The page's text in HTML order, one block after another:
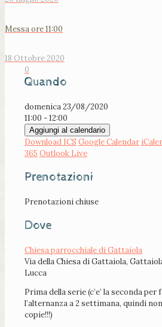
Messa ore 11:00
18 Ottobre 2020
0
Quando
domenica 23/08/2020
11:00 - 12:00
Aggiungi al calendario
Download ICS Google Calendar
365 Outlook Live
Prenotazioni
Prenotazioni chiuse
Dove
Chiesa parrocchiale di Gattaiola
Via della Chiesa di Gattaiola,
Lucca
Prima della serie (c’e’ la seconda per
l’alternanza a 2 settimana, quindi
copie!!!)